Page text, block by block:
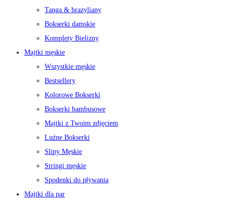
Tanga & brazyliany
Bokserki damskie
Komplety Bielizny
Majtki męskie
Wszystkie męskie
Bestsellery
Kolorowe Bokserki
Bokserki bambusowe
Majtki z Twoim zdjęciem
Luźne Bokserki
Slipy Męskie
Stringi męskie
Spodenki do pływania
Majtki dla par